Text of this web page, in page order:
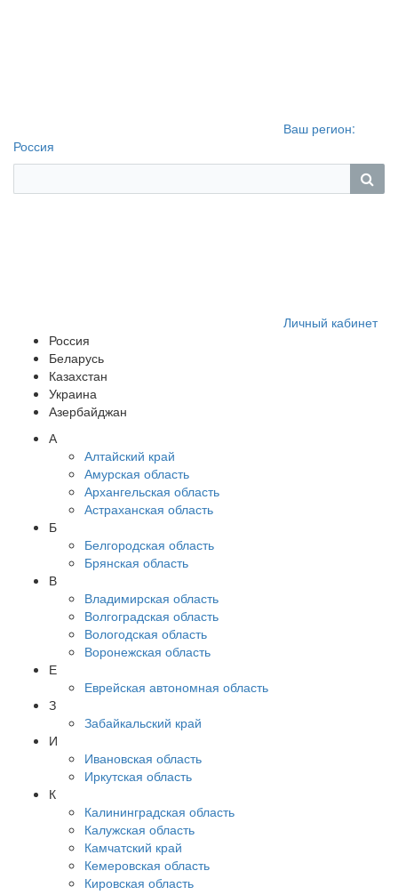
Ваш регион:
Россия
Личный кабинет
Россия
Беларусь
Казахстан
Украина
Азербайджан
А
Алтайский край
Амурская область
Архангельская область
Астраханская область
Б
Белгородская область
Брянская область
В
Владимирская область
Волгоградская область
Вологодская область
Воронежская область
Е
Еврейская автономная область
З
Забайкальский край
И
Ивановская область
Иркутская область
К
Калининградская область
Калужская область
Камчатский край
Кемеровская область
Кировская область